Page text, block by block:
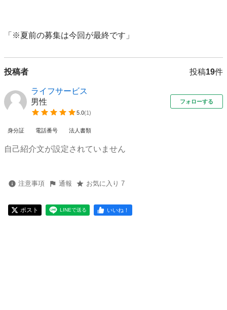
「※夏前の募集は今回が最終です」
投稿者 投稿19件
ライフサービス
男性
5.0(1)
フォローする
身分証 電話番号 法人書類
自己紹介文が設定されていません
注意事項 通報 お気に入り 7
ポスト LINEで送る いいね！